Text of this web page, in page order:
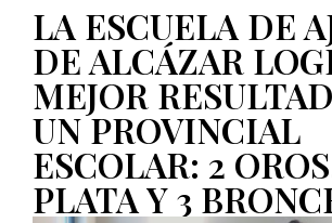
LA ESCUELA DE
DE ALCÁZAR
MEJOR
UN PROVINCIAL
ESCOLAR: 2
PLATA Y 3